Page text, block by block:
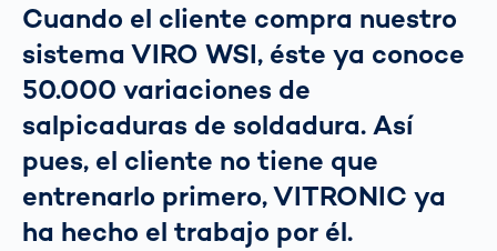
Cuando el cliente compra nuestro
sistema VIRO WSI, éste ya conoce
50.000 variaciones de
salpicaduras de soldadura. Así
pues, el cliente no tiene que
entrenarlo primero, VITRONIC ya
ha hecho el trabajo por él.